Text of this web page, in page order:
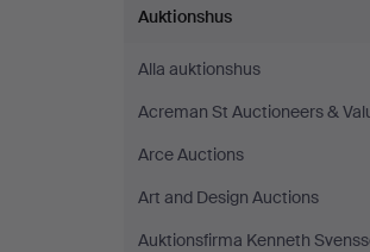
Auktionshus
Alla auktionshus
Acreman St Auctioneers &
Arce Auctions
Art and Design Auctions
Auktionsfirma Kenneth